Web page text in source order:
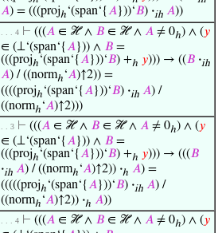
𝐴) = (((projℎ ‘(span‘{𝐴}))‘𝐵) ·ih 𝐴))
. . . 4 ⊢ (((𝐴 ∈ ℋ ∧ 𝐵 ∈ ℋ ∧ 𝐴 ≠ 0ℎ) ∧ (𝑦
∈ (⊥‘(span‘{𝐴})) ∧ 𝐵 =
(((projℎ ‘(span‘{𝐴}))‘𝐵) +ℎ 𝑦))) → ((𝐵 ·ih
𝐴) / ((normℎ ‘𝐴)↑2)) =
((((projℎ ‘(span‘{𝐴}))‘𝐵) ·ih 𝐴) /
((normℎ ‘𝐴)↑2)))
. . 3 ⊢ (((𝐴 ∈ ℋ ∧ 𝐵 ∈ ℋ ∧ 𝐴 ≠ 0ℎ) ∧ (𝑦
∈ (⊥‘(span‘{𝐴})) ∧ 𝐵 =
(((projℎ ‘(span‘{𝐴}))‘𝐵) +ℎ 𝑦))) → (((𝐵
·ih 𝐴) / ((normℎ ‘𝐴)↑2)) ·ℎ 𝐴) =
(((((projℎ ‘(span‘{𝐴}))‘𝐵) ·ih 𝐴) /
((normℎ ‘𝐴)↑2)) ·ℎ 𝐴))
. . . 4 ⊢ (((𝐴 ∈ ℋ ∧ 𝐵 ∈ ℋ ∧ 𝐴 ≠ 0ℎ) ∧ (𝑦